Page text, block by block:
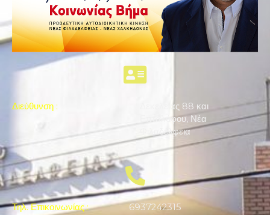
Διεύθυνση :
Δεκελείας 88 και
Επταλόφου, Νέα
Φιλαδέλφεια
Τηλ. Επικοινωνίας : 6937242315